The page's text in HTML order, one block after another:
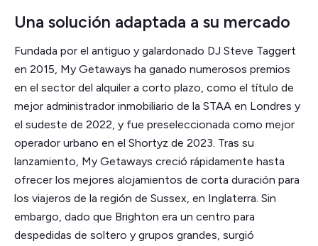
Una solución adaptada a su mercado
Fundada por el antiguo y galardonado DJ Steve Taggert
en 2015, My Getaways ha ganado numerosos premios
en el sector del alquiler a corto plazo, como el título de
mejor administrador inmobiliario de la STAA en Londres y
el sudeste de 2022, y fue preseleccionada como mejor
operador urbano en el Shortyz de 2023. Tras su
lanzamiento, My Getaways creció rápidamente hasta
ofrecer los mejores alojamientos de corta duración para
los viajeros de la región de Sussex, en Inglaterra. Sin
embargo, dado que Brighton era un centro para
despedidas de soltero y grupos grandes, surgió